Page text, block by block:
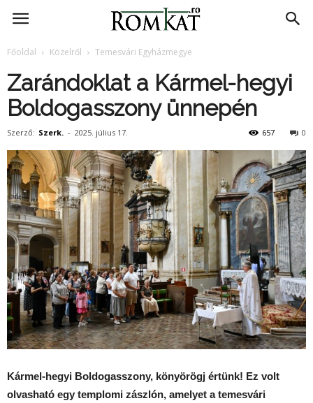
RomKat.ro
Főoldal Közelről Temesvári Egyházmegye
Zarándoklat a Kármel-hegyi
Boldogasszony ünnepén
Szerző: Szerk. - 2025. július 17. 0
657
Kármel-hegyi Boldogasszony, könyörögj értünk! Ez volt
olvasható egy templomi zászlón, amelyet a temesvári